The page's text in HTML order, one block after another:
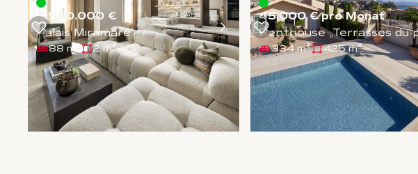
4.950.000 €
Palais Miramare
88 m² 2 m² 1/5
45.000 € pro Monat
Penthouse „Terrasses du
334 m² 425 m²